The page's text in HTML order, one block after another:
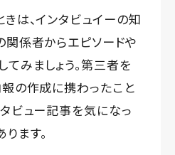
は、インタビュイーの知
係者からエピソードや
みましょう。第三者を
の作成に携わったこと
ビュー記事を気になっ
ます。